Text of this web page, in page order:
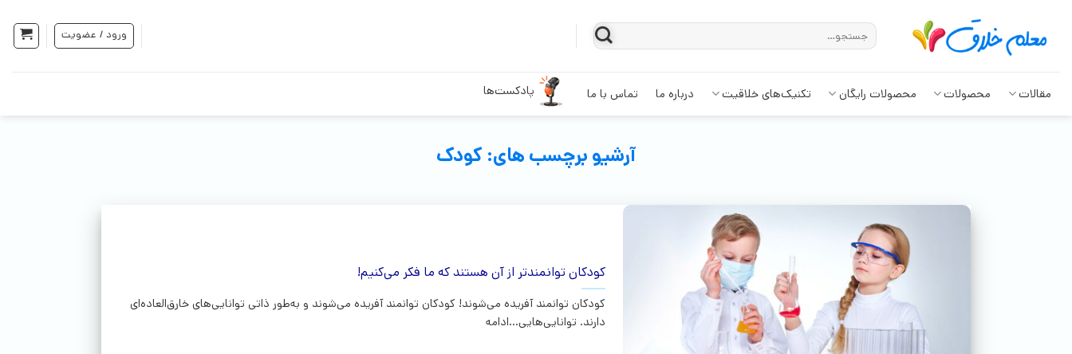
ورود / عضویت
مقالات محصولات محصولات رایگان تکنیک‌های خلاقیت درباره ما تماس با ما پادکست‌ها
آرشیو برچسب های: کودک
کودکان توانمندتر از آن هستند که ما فکر می‌کنیم!
کودکان توانمند آفریده می‌شوند! کودکان توانمند آفریده می‌شوند و به‌طور ذاتی توانایی‌های خارق‌العاده‌ای
دارند. توانایی‌هایی...ادامه